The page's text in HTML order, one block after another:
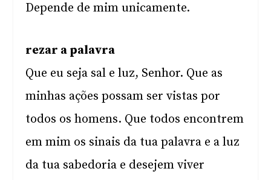
Depende de mim unicamente.
rezar a palavra
Que eu seja sal e luz, Senhor. Que as
minhas ações possam ser vistas por
todos os homens. Que todos encontrem
em mim os sinais da tua palavra e a luz
da tua sabedoria e desejem viver